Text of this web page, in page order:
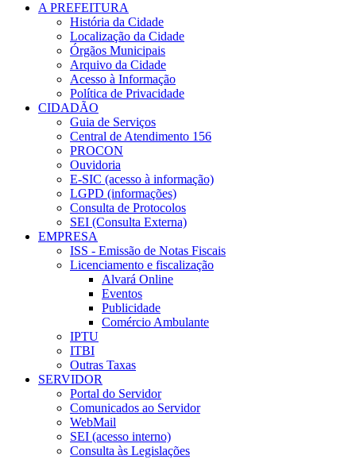
A PREFEITURA
História da Cidade
Localização da Cidade
Órgãos Municipais
Arquivo da Cidade
Acesso à Informação
Política de Privacidade
CIDADÃO
Guia de Serviços
Central de Atendimento 156
PROCON
Ouvidoria
E-SIC (acesso à informação)
LGPD (informações)
Consulta de Protocolos
SEI (Consulta Externa)
EMPRESA
ISS - Emissão de Notas Fiscais
Licenciamento e fiscalização
Alvará Online
Eventos
Publicidade
Comércio Ambulante
IPTU
ITBI
Outras Taxas
SERVIDOR
Portal do Servidor
Comunicados ao Servidor
WebMail
SEI (acesso interno)
Consulta às Legislações